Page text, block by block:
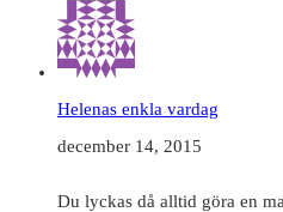
Helenas enkla vardag
december 14, 2015
Du lyckas då alltid göra en